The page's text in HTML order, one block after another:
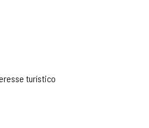
turístico